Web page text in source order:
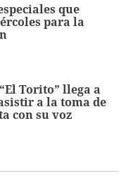
que
para la
Torito” llega a
a la toma de
con su voz